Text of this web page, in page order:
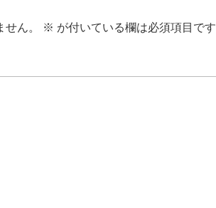
ん。 ※ が付いている欄は必須項目です